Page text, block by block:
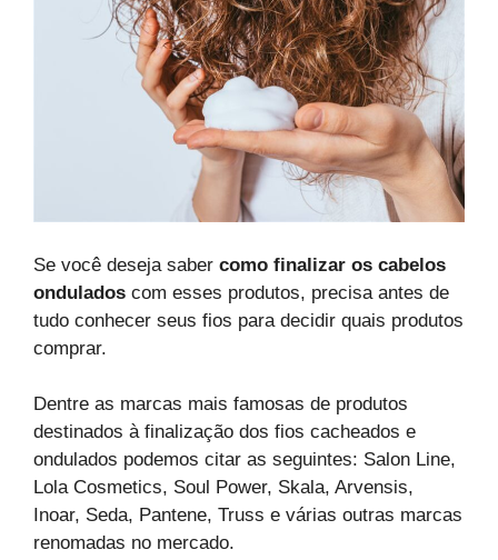
Se você deseja saber como finalizar os cabelos
ondulados com esses produtos, precisa antes de
tudo conhecer seus fios para decidir quais produtos
comprar.
Dentre as marcas mais famosas de produtos
destinados à finalização dos fios cacheados e
ondulados podemos citar as seguintes: Salon Line,
Lola Cosmetics, Soul Power, Skala, Arvensis,
Inoar, Seda, Pantene, Truss e várias outras marcas
renomadas no mercado.